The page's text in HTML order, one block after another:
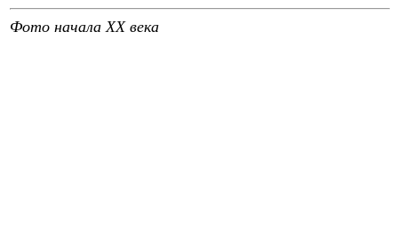
Фото начала XX века